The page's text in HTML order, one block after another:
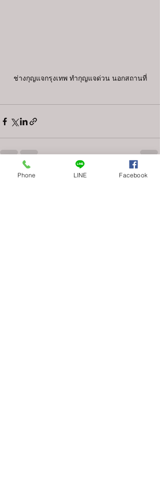
ช่างกุญแจกรุงเทพ ทำกุญแจด่วน นอกสถานที่
โพสต์ล่าสุด ดูทั้งหมด
Phone LINE Facebook